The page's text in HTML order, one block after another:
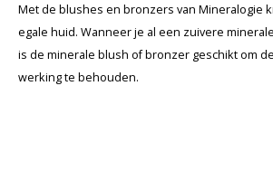
Met de blushes en bronzers van Mineralogie
egale huid. Wanneer je al een zuivere
is de minerale blush of bronzer geschikt om
werking te behouden.